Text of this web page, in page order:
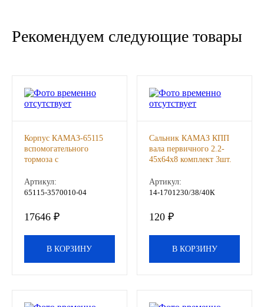
North Sea Lubricants
Подшипники
АПП
ГПЗ
Другие бренды подшипников
Рекомендуем следующие товары
Корпус КАМАЗ-65115
вспомогательного
тормоза с
сборе (ОАО КАМАЗ) ,
шт
Артикул:
65115-3570010-04
17646 ₽
В КОРЗИНУ
Сальник КАМАЗ КПП
вала первичного 2.2-
45х64х8 комплект 3шт.
шт
Артикул:
14-1701230/38/40К
120 ₽
В КОРЗИНУ